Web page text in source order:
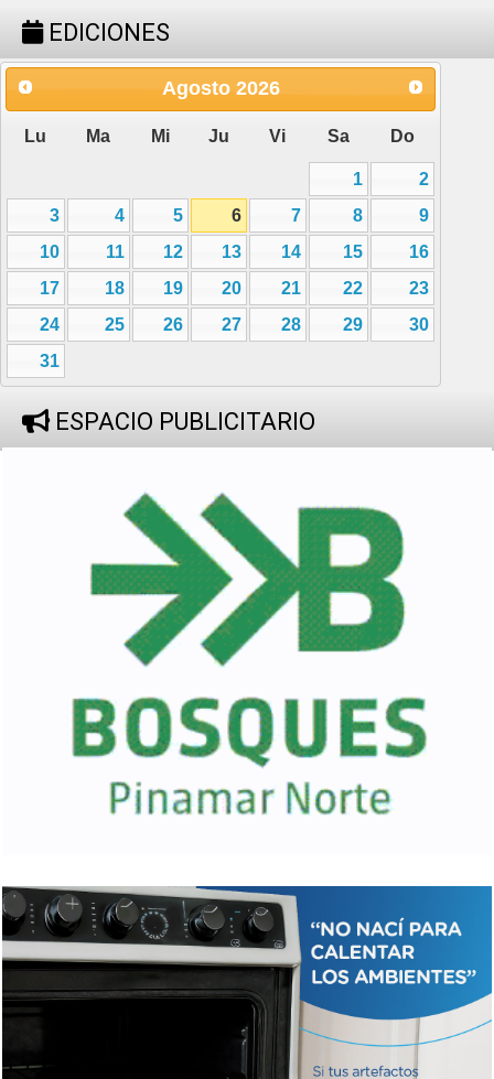
EDICIONES
Agosto 2026
Lu Ma Mi Ju Vi Sa Do
1
2
3
4 5 6 7 8
9
10
11 12 13 14 15
16
17
18 19 20 21 22
23
24
25 26 27 28 29
30
31
ESPACIO PUBLICITARIO